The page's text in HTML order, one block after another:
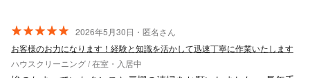
2026年5月30日・匿名さん
お客様のお力になります！経験と知識を活かして迅速丁寧に作業いたします
ハウスクリーニング / 在室・入居中